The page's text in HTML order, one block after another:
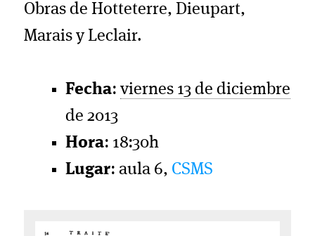
Obras de Hotteterre, Dieupart,
Marais y Leclair.
Fecha:viernes 13 de diciembre
de 2013
Hora: 18:30h
Lugar: aula 6, CSMS